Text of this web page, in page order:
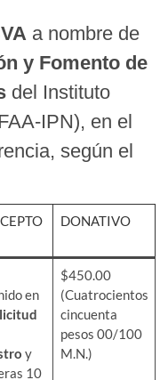
a nombre de
y Fomento de
del Instituto
IPN), en el
según el
DONATIVO
en
y
10
$450.00
(Cuatrocientos
cincuenta
pesos 00/100
M.N.)